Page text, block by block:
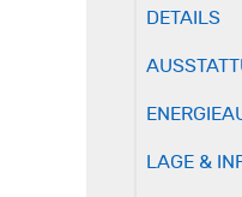
DETAILS
LAGE &